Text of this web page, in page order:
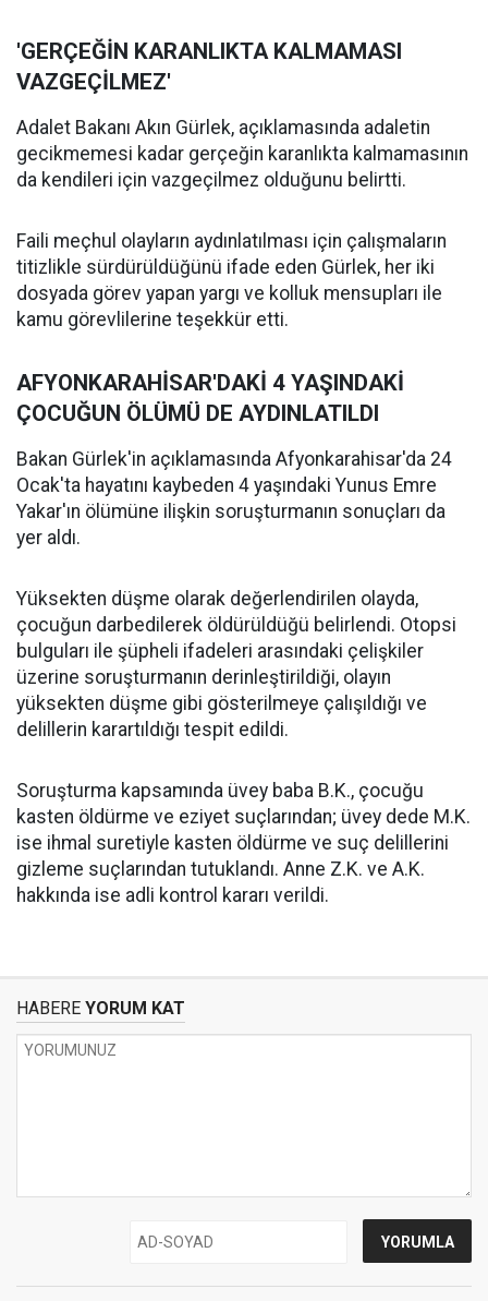
'GERÇEĞİN KARANLIKTA KALMAMASI
VAZGEÇİLMEZ'
Adalet Bakanı Akın Gürlek, açıklamasında adaletin
gecikmemesi kadar gerçeğin karanlıkta kalmamasının
da kendileri için vazgeçilmez olduğunu belirtti.
Faili meçhul olayların aydınlatılması için çalışmaların
titizlikle sürdürüldüğünü ifade eden Gürlek, her iki
dosyada görev yapan yargı ve kolluk mensupları ile
kamu görevlilerine teşekkür etti.
AFYONKARAHİSAR'DAKİ 4 YAŞINDAKİ
ÇOCUĞUN ÖLÜMÜ DE AYDINLATILDI
Bakan Gürlek'in açıklamasında Afyonkarahisar'da 24
Ocak'ta hayatını kaybeden 4 yaşındaki Yunus Emre
Yakar'ın ölümüne ilişkin soruşturmanın sonuçları da
yer aldı.
Yüksekten düşme olarak değerlendirilen olayda,
çocuğun darbedilerek öldürüldüğü belirlendi. Otopsi
bulguları ile şüpheli ifadeleri arasındaki çelişkiler
üzerine soruşturmanın derinleştirildiği, olayın
yüksekten düşme gibi gösterilmeye çalışıldığı ve
delillerin karartıldığı tespit edildi.
Soruşturma kapsamında üvey baba B.K., çocuğu
kasten öldürme ve eziyet suçlarından; üvey dede M.K.
ise ihmal suretiyle kasten öldürme ve suç delillerini
gizleme suçlarından tutuklandı. Anne Z.K. ve A.K.
hakkında ise adli kontrol kararı verildi.
HABERE YORUM KAT